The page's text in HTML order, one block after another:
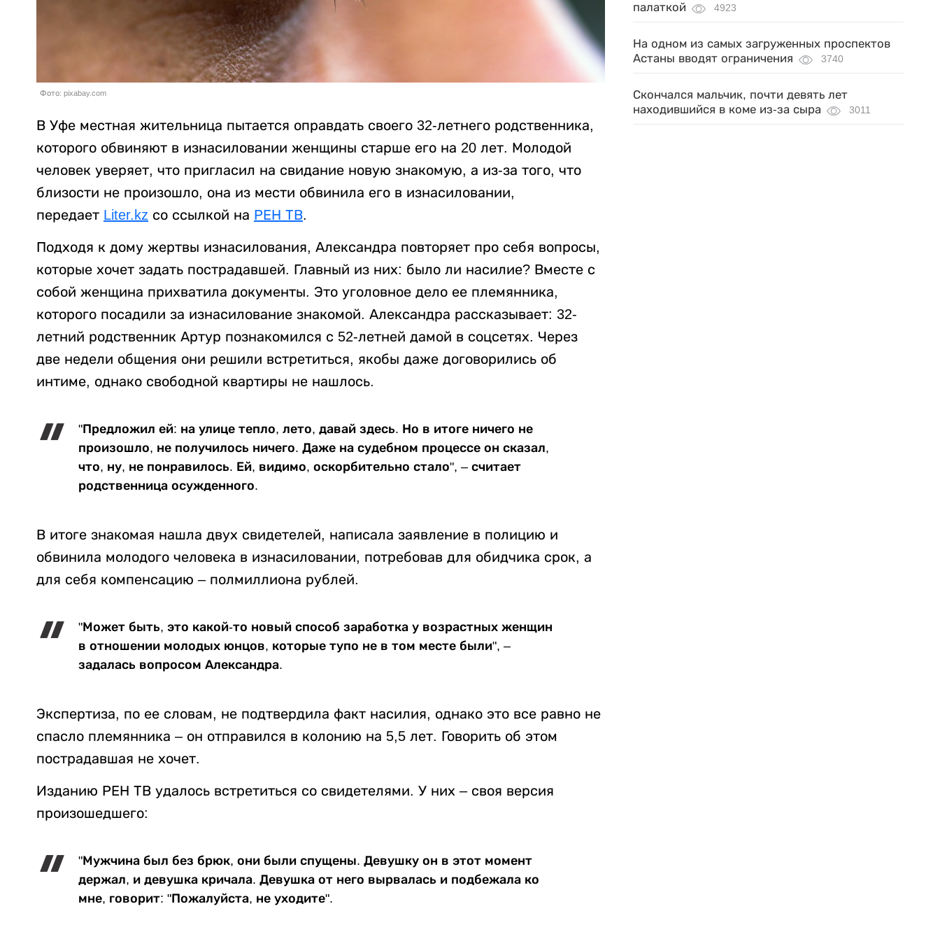
Фото: pixabay.com
В Уфе местная жительница пытается оправдать своего 32-летнего родственника,
которого обвиняют в изнасиловании женщины старше его на 20 лет. Молодой
человек уверяет, что пригласил на свидание новую знакомую, а из-за того, что
близости не произошло, она из мести обвинила его в изнасиловании,
передает Liter.kz со ссылкой на РЕН ТВ.
Подходя к дому жертвы изнасилования, Александра повторяет про себя вопросы,
которые хочет задать пострадавшей. Главный из них: было ли насилие? Вместе с
собой женщина прихватила документы. Это уголовное дело ее племянника,
которого посадили за изнасилование знакомой. Александра рассказывает: 32-
летний родственник Артур познакомился с 52-летней дамой в соцсетях. Через
две недели общения они решили встретиться, якобы даже договорились об
интиме, однако свободной квартиры не нашлось.
"Предложил ей: на улице тепло, лето, давай здесь. Но в итоге ничего не
произошло, не получилось ничего. Даже на судебном процессе он сказал,
что, ну, не понравилось. Ей, видимо, оскорбительно стало", – считает
родственница осужденного.
В итоге знакомая нашла двух свидетелей, написала заявление в полицию и
обвинила молодого человека в изнасиловании, потребовав для обидчика срок, а
для себя компенсацию – полмиллиона рублей.
"Может быть, это какой-то новый способ заработка у возрастных женщин
в отношении молодых юнцов, которые тупо не в том месте были", –
задалась вопросом Александра.
Экспертиза, по ее словам, не подтвердила факт насилия, однако это все равно не
спасло племянника – он отправился в колонию на 5,5 лет. Говорить об этом
пострадавшая не хочет.
Изданию РЕН ТВ удалось встретиться со свидетелями. У них – своя версия
произошедшего:
"Мужчина был без брюк, они были спущены. Девушку он в этот момент
держал, и девушка кричала. Девушка от него вырвалась и подбежала ко
мне, говорит: "Пожалуйста, не уходите".
палаткой
4923
На одном из самых загруженных проспектов
Астаны вводят ограничения
3740
Скончался мальчик, почти девять лет
находившийся в коме из-за сыра
3011